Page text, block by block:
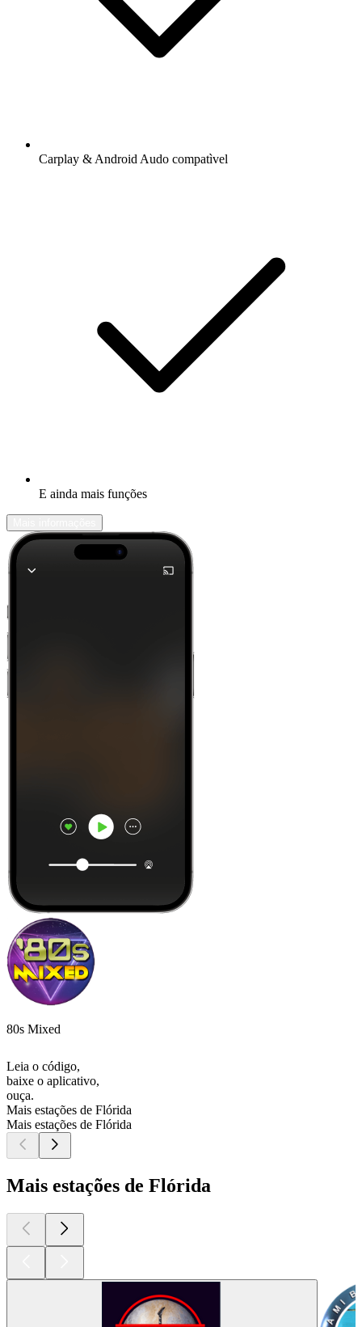
Carplay & Android Audo compatìvel
E ainda mais funções
80s Mixed
Leia o código,
baixe o aplicativo,
ouça.
Mais estações de Flórida
Mais estações de Flórida
Mais estações de Flórida